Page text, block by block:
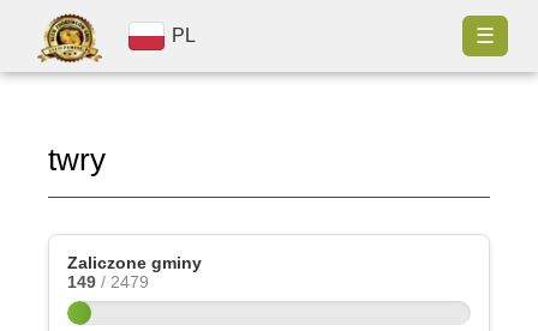
PL ☰
twry
Zaliczone gminy
149 / 2479